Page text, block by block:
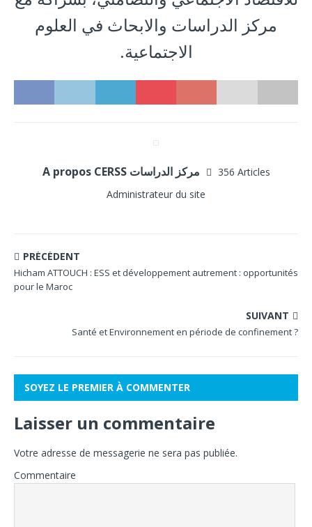
مركز الدراسات والابحاث في العلوم
الاجتماعية.
356 Articles
Administrateur du site
PRÉCÉDENT
Hicham ATTOUCH : ESS et développement autrement : opportunités
pour le Maroc
SUIVANT
Santé et Environnement en période de confinement ?
SOYEZ LE PREMIER À COMMENTER
Laisser un commentaire
Votre adresse de messagerie ne sera pas publiée.
Commentaire